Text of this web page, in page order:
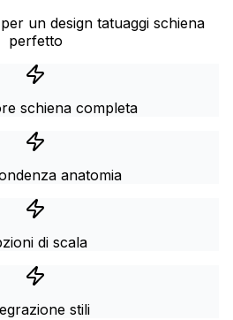
un design tatuaggi schiena
perfetto
schiena completa
anatomia
di scala
stili